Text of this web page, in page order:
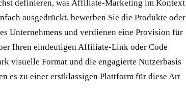
definieren, was Affiliate-Marketing im Kontext
ausgedrückt, bewerben Sie die Produkte oder
Unternehmens und verdienen eine Provision für
Ihren eindeutigen Affiliate-Link oder Code
visuelle Format und die engagierte Nutzerbasis
es zu einer erstklassigen Plattform für diese Art